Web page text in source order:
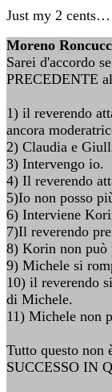
Just my 2 cents…
Moreno
Sarei d'accordo
PRECEDENTE
1) il reverendo
ancora
2) Claudia e
3) Intervengo io.
4) Il reverendo
5)Io non posso
6) Interviene
7)Il reverendo
8) Korin non può
9) Michele si
10) il reverendo
di Michele.
11) Michele non
Tutto questo non
SUCCESSO IN